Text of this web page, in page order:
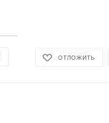
ОТЛОЖИТЬ